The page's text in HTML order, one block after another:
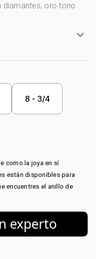
diamantes, oro tono
8 - 3/4
como la joya en sí
están disponibles para
encuentres el anillo de
experto